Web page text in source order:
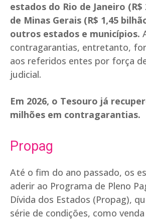
estados do Rio de Janeiro (R$
de Minas Gerais (R$ 1,45
outros estados e municípios.
contragarantias, entretanto,
aos referidos entes por força
judicial.
Em 2026, o Tesouro já
milhões em contragarantias.
Propag
Até o fim do ano passado, os
aderir ao Programa de Pleno
Dívida dos Estados (Propag),
série de condições, como